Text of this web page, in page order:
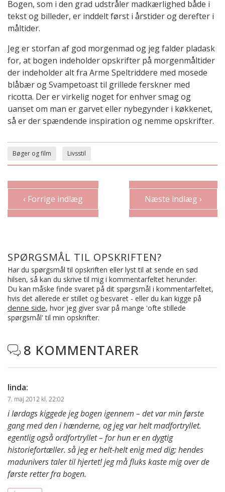
Bogen, som i den grad udstråler madkærlighed både i
tekst og billeder, er inddelt først i årstider og derefter i
måltider.
Jeg er storfan af god morgenmad og jeg falder pladask
for, at bogen indeholder opskrifter på morgenmåltider
der indeholder alt fra Arme Speltriddere med mosede
blåbær og Svampetoast til grillede ferskner med
ricotta. Der er virkelig noget for enhver smag og
uanset om man er garvet eller nybegynder i køkkenet,
så er der spændende inspiration og nemme opskrifter.
Bøger og film Livsstil
‹ Forrige indlæg Næste indlæg ›
SPØRGSMÅL TIL OPSKRIFTEN?
Har du spørgsmål til opskriften eller lyst til at sende en sød
hilsen, så kan du skrive til mig i kommentarfeltet herunder.
Du kan måske finde svaret på dit spørgsmål i kommentarfeltet,
hvis det allerede er stillet og besvaret - eller du kan kigge på
denne side, hvor jeg giver svar på mange 'ofte stillede
spørgsmål' til min opskrifter.
 8 KOMMENTARER
linda:
7. maj 2012 kl. 22:02
i lørdags kiggede jeg bogen igennem – det var min første
gang med den i hænderne, og jeg var helt madfortryllet.
egentlig også ordfortryllet – for hun er en dygtig
historiefortæller. så jeg er helt-helt enig med dig; hendes
madunivers taler til hjertet! jeg må fluks kaste mig over de
første retter fra bogen.